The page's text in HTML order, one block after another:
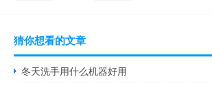
猜你想看的文章
冬天洗手用什么机器好用